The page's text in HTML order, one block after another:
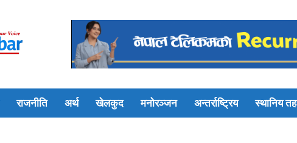
राजनीति अर्थ खेलकुद मनोरञ्जन अन्तर्राष्ट्रिय स्थानिय तह